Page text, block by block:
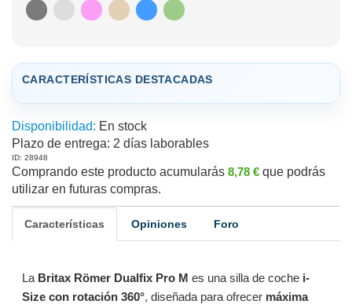
CARACTERÍSTICAS DESTACADAS
Disponibilidad: En stock
Plazo de entrega: 2 días laborables
ID: 28948
Comprando este producto acumularás 8,78 € que podrás
utilizar en futuras compras.
Características Opiniones Foro
La Britax Römer Dualfix Pro M es una silla de coche i-
Size con rotación 360°, diseñada para ofrecer máxima